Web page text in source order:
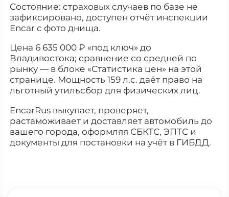
Состояние: страховых случаев по базе не
зафиксировано, доступен отчёт инспекции
Encar с фото днища.
Цена 6 635 000 ₽ «под ключ» до
Владивостока; сравнение со средней по
рынку — в блоке «Статистика цен» на этой
странице. Мощность 159 л.с. даёт право на
льготный утильсбор для физических лиц.
EncarRus выкупает, проверяет,
растаможивает и доставляет автомобиль до
вашего города, оформляя СБКТС, ЭПТС и
документы для постановки на учёт в ГИБДД.